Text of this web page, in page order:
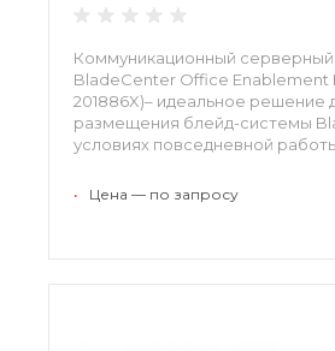
Коммуникационный
BladeCenter Office Enablement
201886X)– идеальное решение
размещения блейд-системы
условиях повседневной
• Цена — по запросу